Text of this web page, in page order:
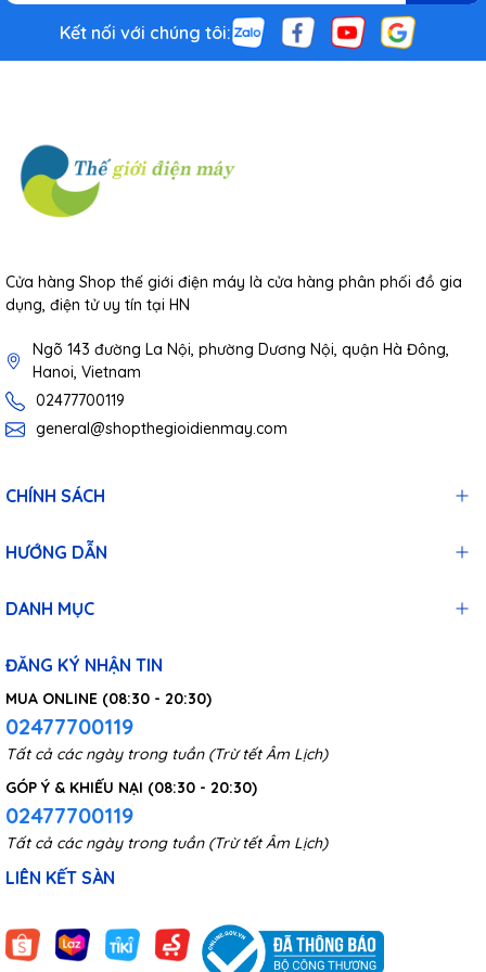
Kết nối với chúng tôi:
Cửa hàng Shop thế giới điện máy là cửa hàng phân phối đồ gia
dụng, điện tử uy tín tại HN
Ngõ 143 đường La Nội, phường Dương Nội, quận Hà Đông,
Hanoi, Vietnam
02477700119
general@shopthegioidienmay.com
CHÍNH SÁCH
HƯỚNG DẪN
DANH MỤC
ĐĂNG KÝ NHẬN TIN
MUA ONLINE (08:30 - 20:30)
02477700119
Tất cả các ngày trong tuần (Trừ tết Âm Lịch)
GÓP Ý & KHIẾU NẠI (08:30 - 20:30)
02477700119
Tất cả các ngày trong tuần (Trừ tết Âm Lịch)
LIÊN KẾT SÀN